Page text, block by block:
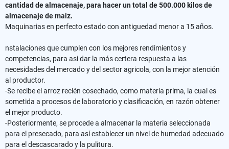
cantidad de almacenaje, para hacer un total de 500.000 kilos de
almacenaje de maiz.
Maquinarias en perfecto estado con antiguedad menor a 15 años.
nstalaciones que cumplen con los mejores rendimientos y
competencias, para asi dar la más certera respuesta a las
necesidades del mercado y del sector agricola, con la mejor atención
al productor.
-Se recibe el arroz recién cosechado, como materia prima, la cual es
sometida a procesos de laboratorio y clasificación, en razón obtener
el mejor producto.
-Posteriormente, se procede a almacenar la materia seleccionada
para el presecado, para así establecer un nivel de humedad adecuado
para el descascarado y la pulitura.